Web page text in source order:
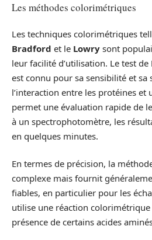
Les méthodes colorimétriques
Les techniques colorimétriques
Bradford et le Lowry sont
leur facilité d’utilisation. Le test
est connu pour sa sensibilité et
l’interaction entre les protéines et
permet une évaluation rapide de
à un spectrophotomètre, les
en quelques minutes.
En termes de précision, la
complexe mais fournit
fiables, en particulier pour les
utilise une réaction
présence de certains acides